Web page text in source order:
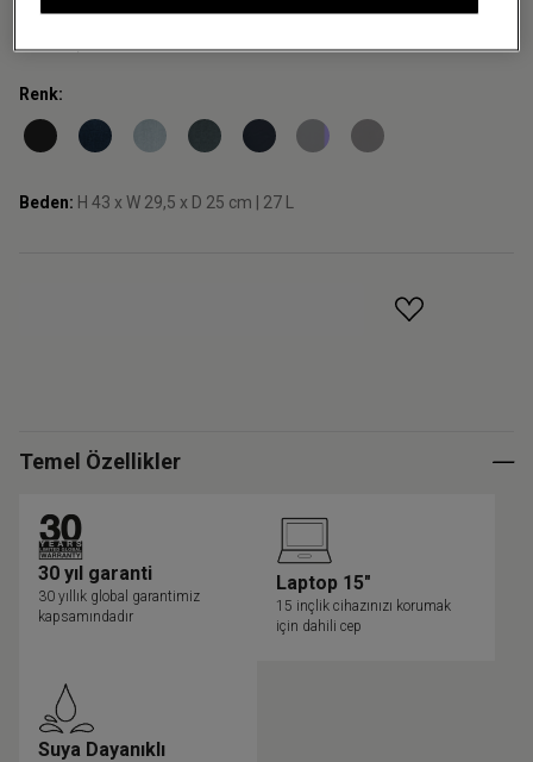
2.519,30 TL
3.599,00 TL -%30
Renk:
Beden: H 43 x W 29,5 x D 25 cm | 27 L
Temel Özellikler
30 yıl garanti
30 yıllık global garantimiz
kapsamındadır
Laptop 15"
15 inçlik cihazınızı korumak
için dahili cep
Suya Dayanıklı